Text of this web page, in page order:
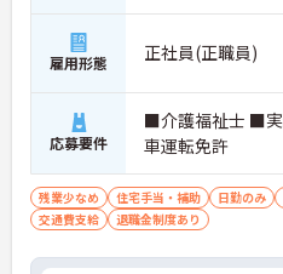
雇用形態 正社員(正職員)
応募要件
■介護福祉士 ■実務経験：必須 ■普通自動
車運転免許
残業少なめ 住宅手当・補助 日勤のみ
交通費支給
退職金制度あり